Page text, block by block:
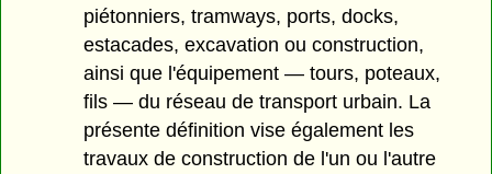
piétonniers, tramways, ports, docks,
estacades, excavation ou construction,
ainsi que l'équipement — tours, poteaux,
fils — du réseau de transport urbain. La
présente définition vise également les
travaux de construction de l'un ou l'autre